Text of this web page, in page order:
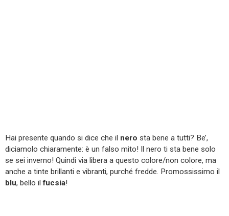
Hai presente quando si dice che il nero sta bene a tutti? Be’,
diciamolo chiaramente: è un falso mito! Il nero ti sta bene solo
se sei inverno! Quindi via libera a questo colore/non colore, ma
anche a tinte brillanti e vibranti, purché fredde. Promossissimo il
blu, bello ilfucsia!